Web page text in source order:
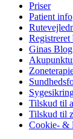
Priser
Patient info
Registreret
Ginas Blog
Tilskud til
Tilskud til
Cookie- &